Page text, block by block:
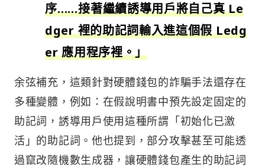
序……接著繼續誘導用戶將自己真 Le
dger 裡的助記詞輸入進這個假 Ledg
er 應用程序裡。」
余弦補充，這類針對硬體錢包的詐騙手法還存在
多種變體，例如：在假說明書中預先設定固定的
助記詞，誘導用戶使用這種所謂「初始化已激
活」的助記詞。他也提到，部分攻擊甚至可能透
過竄改隨機數生成器，讓硬體錢包產生的助記詞